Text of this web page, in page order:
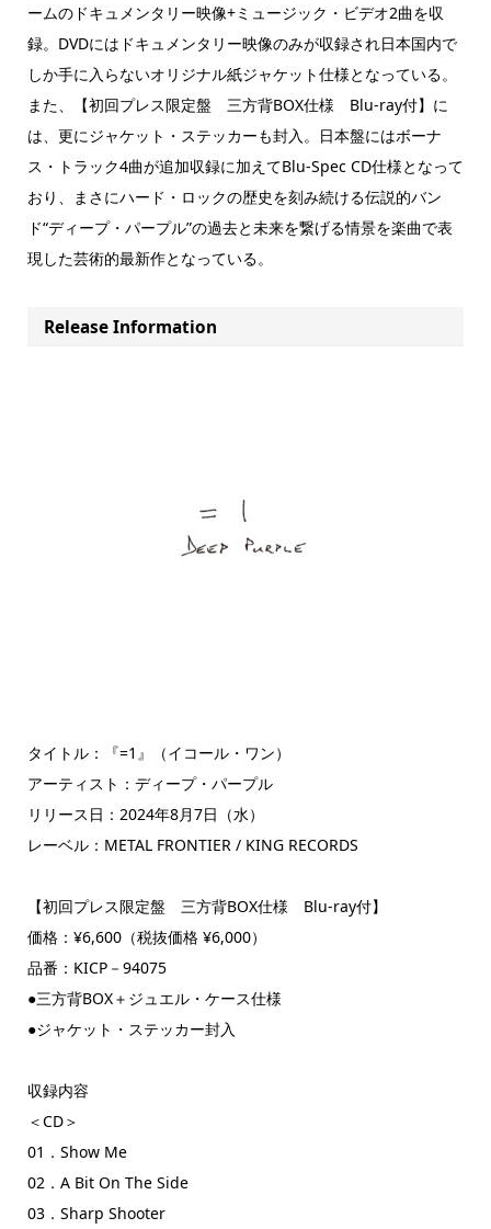
ームのドキュメンタリー映像+ミュージック・ビデオ2曲を収
録。DVDにはドキュメンタリー映像のみが収録され日本国内で
しか手に入らないオリジナル紙ジャケット仕様となっている。
また、【初回プレス限定盤 三方背BOX仕様 Blu-ray付】に
は、更にジャケット・ステッカーも封入。日本盤にはボーナ
ス・トラック4曲が追加収録に加えてBlu-Spec CD仕様となって
おり、まさにハード・ロックの歴史を刻み続ける伝説的バン
ド“ディープ・パープル”の過去と未来を繋げる情景を楽曲で表
現した芸術的最新作となっている。
Release Information
タイトル：『=1』（イコール・ワン）
アーティスト：ディープ・パープル
リリース日：2024年8月7日（水）
レーベル：METAL FRONTIER / KING RECORDS
【初回プレス限定盤 三方背BOX仕様 Blu-ray付】
価格：¥6,600（税抜価格 ¥6,000）
品番：KICP－94075
●三方背BOX＋ジュエル・ケース仕様
●ジャケット・ステッカー封入
収録内容
＜CD＞
01．Show Me
02．A Bit On The Side
03．Sharp Shooter